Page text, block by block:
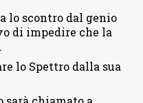
lo scontro dal genio
di impedire che la
lo Spettro dalla sua